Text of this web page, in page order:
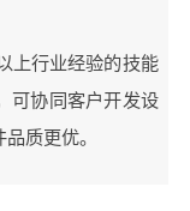
上行业经验的技能
可协同客户开发设
质更优。